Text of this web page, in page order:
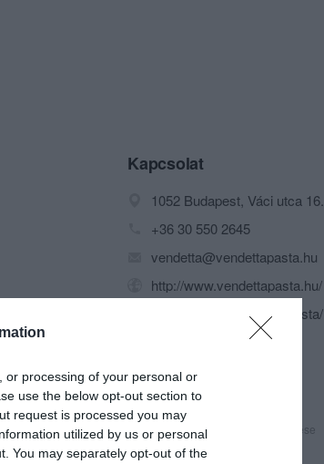
or processing of your personal or
use the below opt-out section to
request is processed you may
utilized by us or personal
You may separately opt-out of the
Kapcsolat
1052 Budapest, Váci utca 16.
+36 30 550 2645
vendetta@vendettapasta.hu
http://www.vendettapasta.hu/
fb.com/vendettapastaebasta/
Probléma jelentése